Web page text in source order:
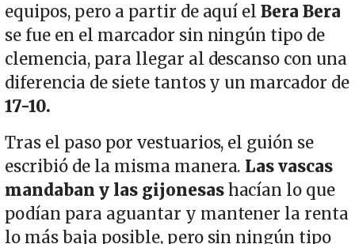
equipos, pero a partir de aquí elBera Bera
se fue en el marcador sin ningún tipo de
clemencia, para llegar al descanso con una
diferencia de siete tantos y un marcador de
17-10.
Tras el paso por vestuarios, el guión se
escribió de la misma manera. Las vascas
mandaban y las gijonesashacían lo que
podían para aguantar y mantener la renta
lo más baja posible, pero sin ningún tipo